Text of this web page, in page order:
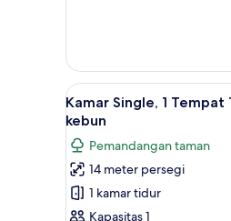
Standar,
pemandangan
kebun
Lihat
semua
foto
untuk
Kamar
Single,
5
Kamar Single, 1
kebun
Pemandangan taman
14 meter persegi
1 kamar tidur
Kapasitas 1